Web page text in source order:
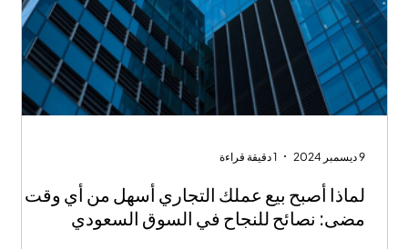
لماذا أصبح بيع عملك التجاري أسهل من أي وقت
مضى: نصائح للنجاح في السوق السعودي
9 ديسمبر 2024 1 دقيقة قراءة